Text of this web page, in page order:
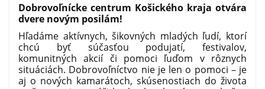
Dobrovoľnícke centrum Košického kraja otvára
dvere novým posilám!
Hľadáme aktívnych, šikovných mladých ľudí, ktorí
chcú byť súčasťou podujatí, festivalov,
komunitných akcií či pomoci ľuďom v rôznych
situáciách. Dobrovoľníctvo nie je len o pomoci – je
aj o nových kamarátoch, skúsenostiach do života